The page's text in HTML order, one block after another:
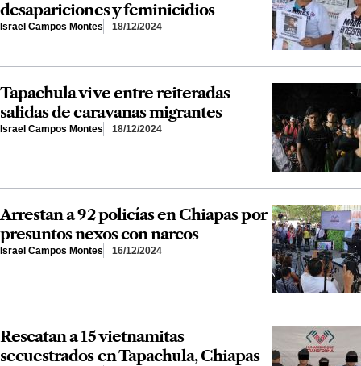
desapariciones y feminicidios
Israel Campos Montes 18/12/2024
Tapachula vive entre reiteradas
salidas de caravanas migrantes
Israel Campos Montes 18/12/2024
Arrestan a 92 policías en Chiapas por
presuntos nexos con narcos
Israel Campos Montes 16/12/2024
Rescatan a 15 vietnamitas
secuestrados en Tapachula, Chiapas